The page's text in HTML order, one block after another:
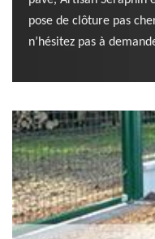
pose de clôture pas
n’hésitez pas à